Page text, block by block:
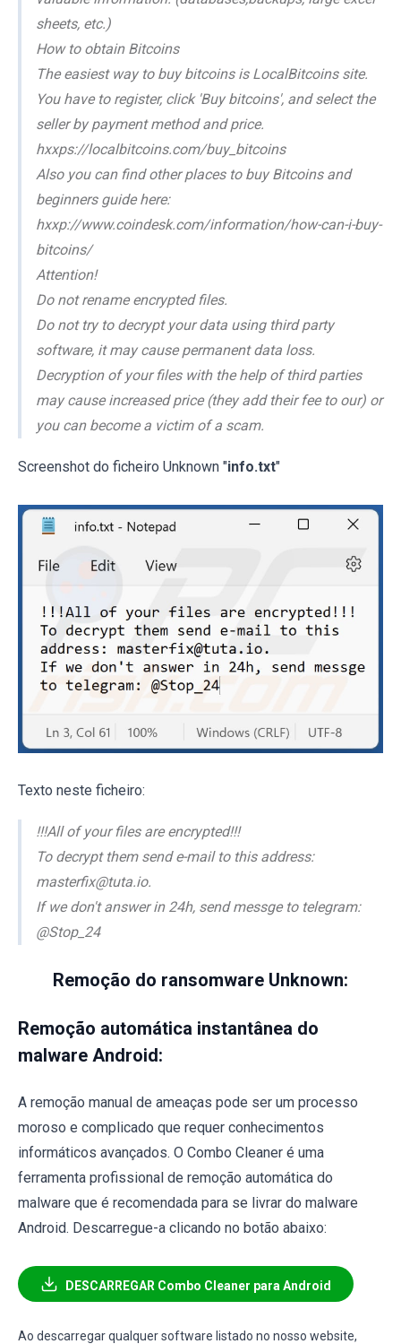
sheets, etc.)
How to obtain Bitcoins
The easiest way to buy bitcoins is LocalBitcoins site.
You have to register, click 'Buy bitcoins', and select the
seller by payment method and price.
hxxps://localbitcoins.com/buy_bitcoins
Also you can find other places to buy Bitcoins and
beginners guide here:
hxxp://www.coindesk.com/information/how-can-i-buy-
bitcoins/
Attention!
Do not rename encrypted files.
Do not try to decrypt your data using third party
software, it may cause permanent data loss.
Decryption of your files with the help of third parties
may cause increased price (they add their fee to our) or
you can become a victim of a scam.
Screenshot do ficheiro Unknown "info.txt"
Texto neste ficheiro:
!!!All of your files are encrypted!!!
To decrypt them send e-mail to this address:
masterfix@tuta.io.
If we don't answer in 24h, send messge to telegram:
@Stop_24
Remoção do ransomware Unknown:
Remoção automática instantânea do
malware Android:
A remoção manual de ameaças pode ser um processo
moroso e complicado que requer conhecimentos
informáticos avançados. O Combo Cleaner é uma
ferramenta profissional de remoção automática do
malware que é recomendada para se livrar do malware
Android. Descarregue-a clicando no botão abaixo:
DESCARREGAR Combo Cleaner para Android
Ao descarregar qualquer software listado no nosso website,